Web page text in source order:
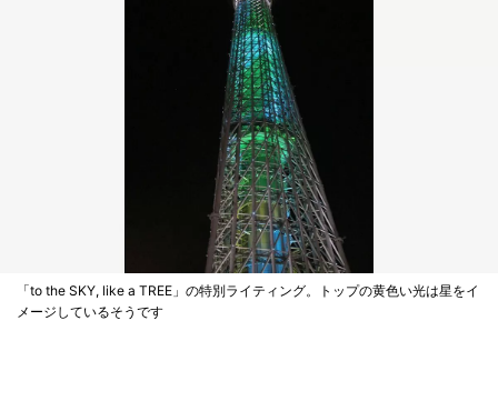
「to the SKY, like a TREE」の特別ライティング。トップの黄色い光は星をイ
メージしているそうです